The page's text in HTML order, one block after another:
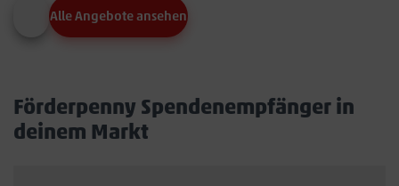
Alle Angebote ansehen
Förderpenny Spendenempfänger in
deinem Markt